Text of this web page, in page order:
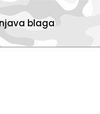
blaga